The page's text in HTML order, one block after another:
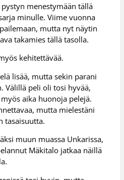
menestymään tällä
minulle. Viime vuonna
mutta nyt näytin
takamies tällä tasolla.
kehitettävää.
lisää, mutta sekin parani
Välillä peli oli tosi hyvää,
aika huonoja pelejä.
mutta mielestäni
tasaisuutta.
muun muassa Unkarissa,
Mäkitalo jatkaa näillä